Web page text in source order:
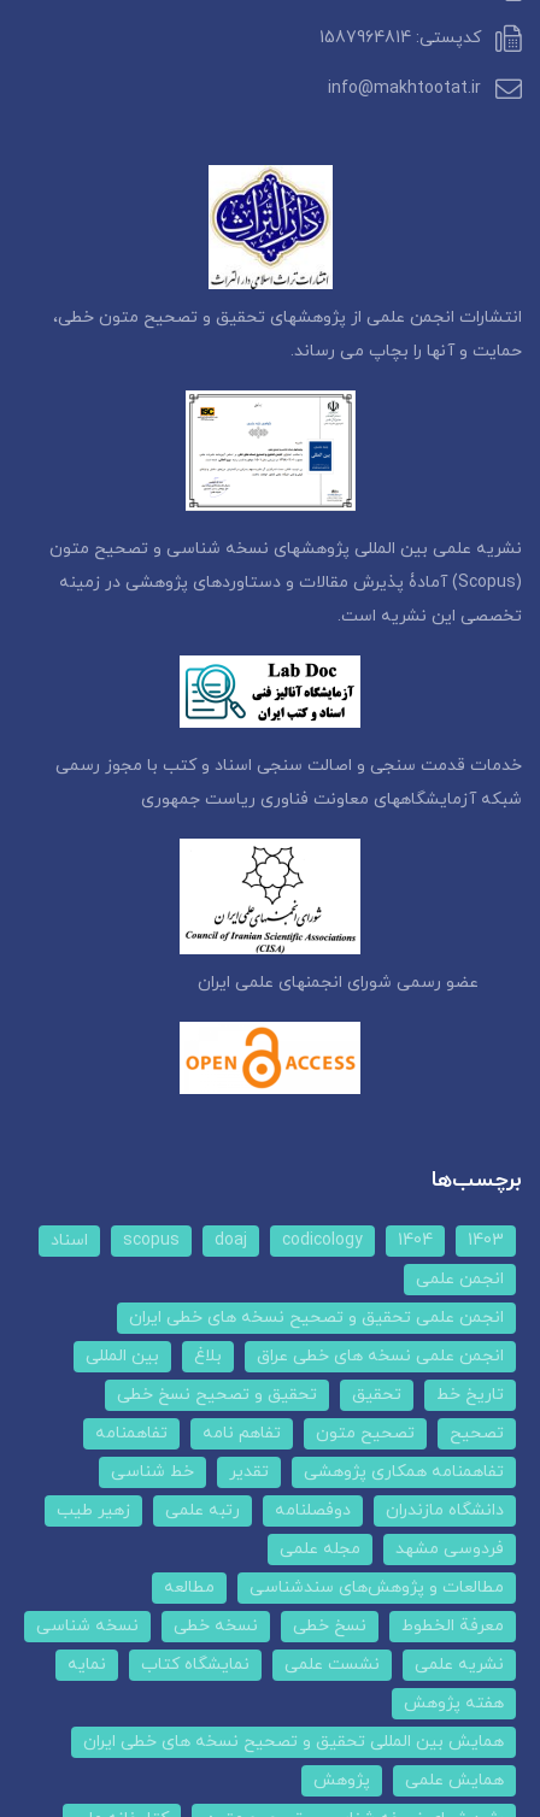
کدپستی: 1587964814
info@makhtootat.ir
انتشارات انجمن علمی از پژوهشهای تحقیق و تصحیح متون خطی،
حمایت و آنها را بچاپ می رساند.
نشریه علمی بین المللی پژوهشهای نسخه شناسی و تصحیح متون
(Scopus) آمادۀ پذیرش مقالات و دستاوردهای پژوهشی در زمینه
تخصصی این نشریه است.
خدمات قدمت سنجی و اصالت سنجی اسناد و کتب با مجوز رسمی
شبکه آزمایشگاههای معاونت فناوری ریاست جمهوری
عضو رسمی شورای انجمنهای علمی ایران
برچسب‌ها
1403
1404
codicology
doaj
scopus
اسناد
انجمن علمی
انجمن علمی تحقیق و تصحیح نسخه های خطی ایران
انجمن علمی نسخه های خطی عراق
بلاغ
بین المللی
تاریخ خط
تحقیق
تحقیق و تصحیح نسخ خطی
تصحیح
تصحیح متون تفاهم نامه
تفاهمنامه
تفاهمنامه همکاری پژوهشی
تقدیر
خط شناسی
دانشگاه مازندران
دوفصلنامه رتبه علمی
زهیر طیب
فردوسی مشهد
مجله علمی
مطالعات و پژوهش‌های سندشناسی
مطالعه
معرفة الخطوط
نسخ خطی نسخه خطی
نسخه شناسی
نشریه علمی
نشست علمی نمایشگاه کتاب
نمایه
هفته پژوهش
همایش بین المللی تحقیق و تصحیح نسخه های خطی ایران
همایش علمی
پژوهش